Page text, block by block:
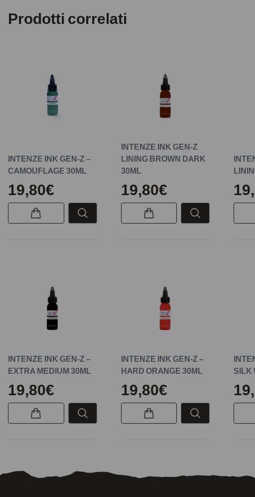
Prodotti correlati
INTENZE INK GEN-Z –
CAMOUFLAGE 30ML
19,80€
INTENZE INK GEN-Z
LINING BROWN DARK
30ML
19,80€
INTENZE INK GEN-Z –
EXTRA MEDIUM 30ML
19,80€
INTENZE INK GEN-Z –
HARD ORANGE 30ML
19,80€
SILK